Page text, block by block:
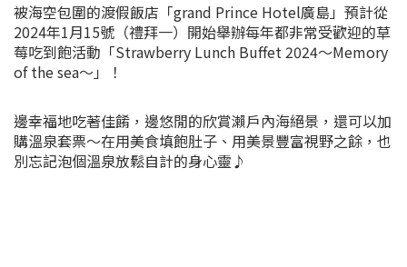
被海空包圍的渡假飯店「grand Prince Hotel廣島」預計從
2024年1月15號（禮拜一）開始舉辦每年都非常受歡迎的草
莓吃到飽活動「Strawberry Lunch Buffet 2024～Memory
of the sea～」！
邊幸福地吃著佳餚，邊悠閒的欣賞瀨戶內海絕景，還可以加
購溫泉套票～在用美食填飽肚子、用美景豐富視野之餘，也
別忘記泡個溫泉放鬆自計的身心靈♪